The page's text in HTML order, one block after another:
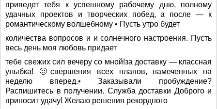
приведет тебя к успешному рабочему дню, полному
удачных проектов и творческих побед, а после — к
романтическому волшебному • Пусть утро будет
количества вопросов и и солнечного настроения. Пусть
весь день моя любовь придает
тебе свежих сил вечеру со мной!за доставку — классная
улыбка! 🙂свершения всех планов, намеченных на
неделю вперед.• Заказывали пробуждение?
Распишитесь в получении. Служба доставки Доброго и
приносит удачу! Желаю решения рекордного